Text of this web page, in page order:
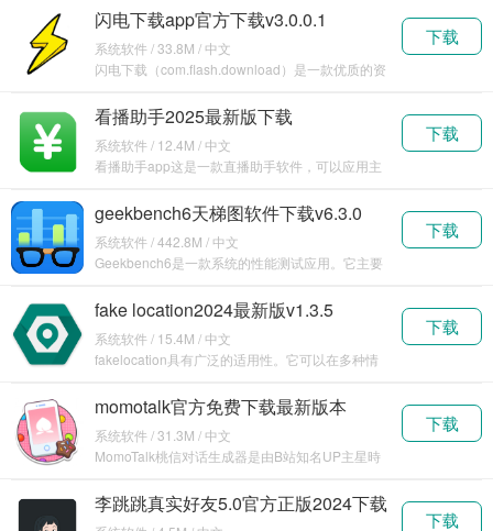
帮助人
闪电下载app官方下载v3.0.0.1
系统软件 / 33.8M / 中文
闪电下载（com.flash.download）是一款优质的资
下载
看播助手2025最新版下载
v2.9.1.116896
系统软件 / 12.4M / 中文
看播助手app这是一款直播助手软件，可以应用主
用这款
下载
geekbench6天梯图软件下载v6.3.0
系统软件 / 442.8M / 中文
Geekbench6是一款系统的性能测试应用。它主要
下载
fake location2024最新版v1.3.5
系统软件 / 15.4M / 中文
fakelocation具有广泛的适用性。它可以在多种情
下载
momotalk官方免费下载最新版本
v0.5.21
系统软件 / 31.3M / 中文
MomoTalk桃信对话生成器是由B站知名UP主星時
下载
李跳跳真实好友5.0官方正版2024下载
下载